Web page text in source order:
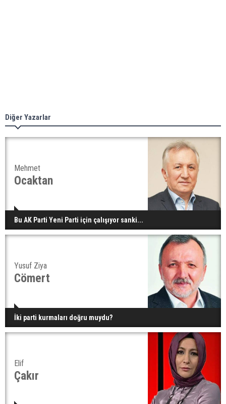
Diğer Yazarlar
Mehmet
Ocaktan
Bu AK Parti Yeni Parti için çalışıyor sanki...
Yusuf Ziya
Cömert
İki parti kurmaları doğru muydu?
Elif
Çakır